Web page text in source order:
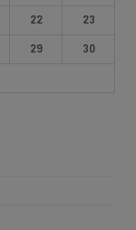
22
23
29
30